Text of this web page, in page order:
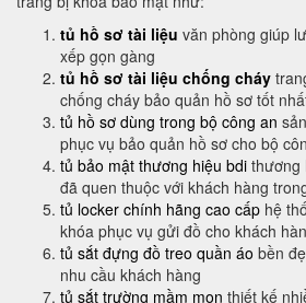
tủ hồ sơ tài liệu văn phòng giúp
xếp gọn gàng
tủ hồ sơ tài liệu chống cháy
chống cháy bảo quản hồ sơ tốt
tủ hồ sơ dùng trong bộ công an
phục vụ bảo quản hồ sơ cho bộ
tủ bảo mật thương hiệu bdi thương
đã quen thuộc với khách hàng
tủ locker chính hãng cao cấp hệ
khóa phục vụ gửi đồ cho khách
tủ sắt đựng đồ treo quần áo bền
nhu cầu khách hàng
tủ sắt trường mầm mon thiết kế